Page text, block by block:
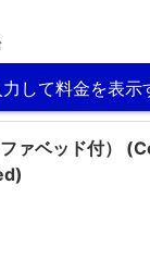
して料金を表示
ァベッド付）